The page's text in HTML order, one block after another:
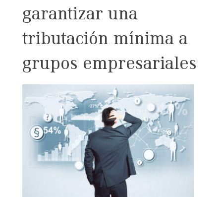
garantizar una
tributación mínima a
grupos empresariales